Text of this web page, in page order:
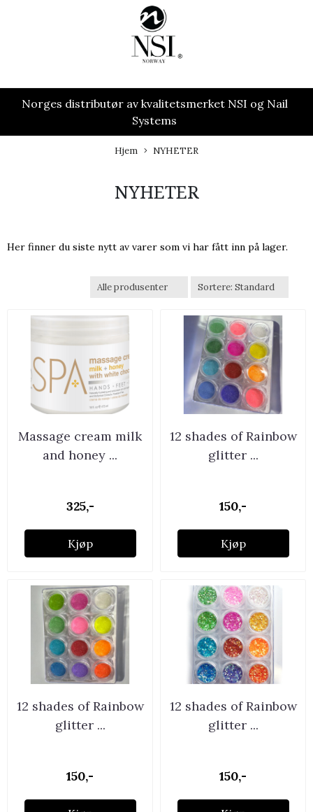
Norges distributør av kvalitetsmerket NSI og Nail
Systems
Hjem NYHETER
NYHETER
Her finner du siste nytt av varer som vi har fått inn på lager.
Massage cream milk
and honey ...
325,-
Kjøp
12 shades of Rainbow
glitter ...
150,-
Kjøp
12 shades of Rainbow
glitter ...
150,-
12 shades of Rainbow
glitter ...
150,-